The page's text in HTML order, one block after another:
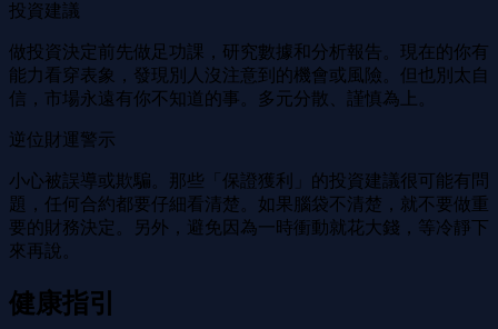
投資建議
做投資決定前先做足功課，研究數據和分析報告。現在的你有
能力看穿表象，發現別人沒注意到的機會或風險。但也別太自
信，市場永遠有你不知道的事。多元分散、謹慎為上。
逆位財運警示
小心被誤導或欺騙。那些「保證獲利」的投資建議很可能有問
題，任何合約都要仔細看清楚。如果腦袋不清楚，就不要做重
要的財務決定。另外，避免因為一時衝動就花大錢，等冷靜下
來再說。
健康指引